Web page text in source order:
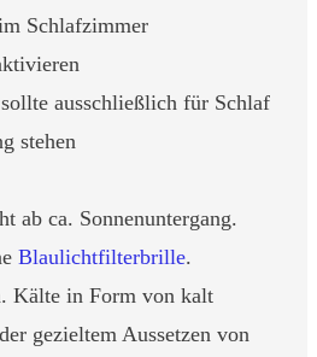
Schlafzimmer
ausschließlich für Schlaf
stehen
ab ca. Sonnenuntergang.
Blaulichtfilterbrille.
Kälte in Form von kalt
gezieltem Aussetzen von